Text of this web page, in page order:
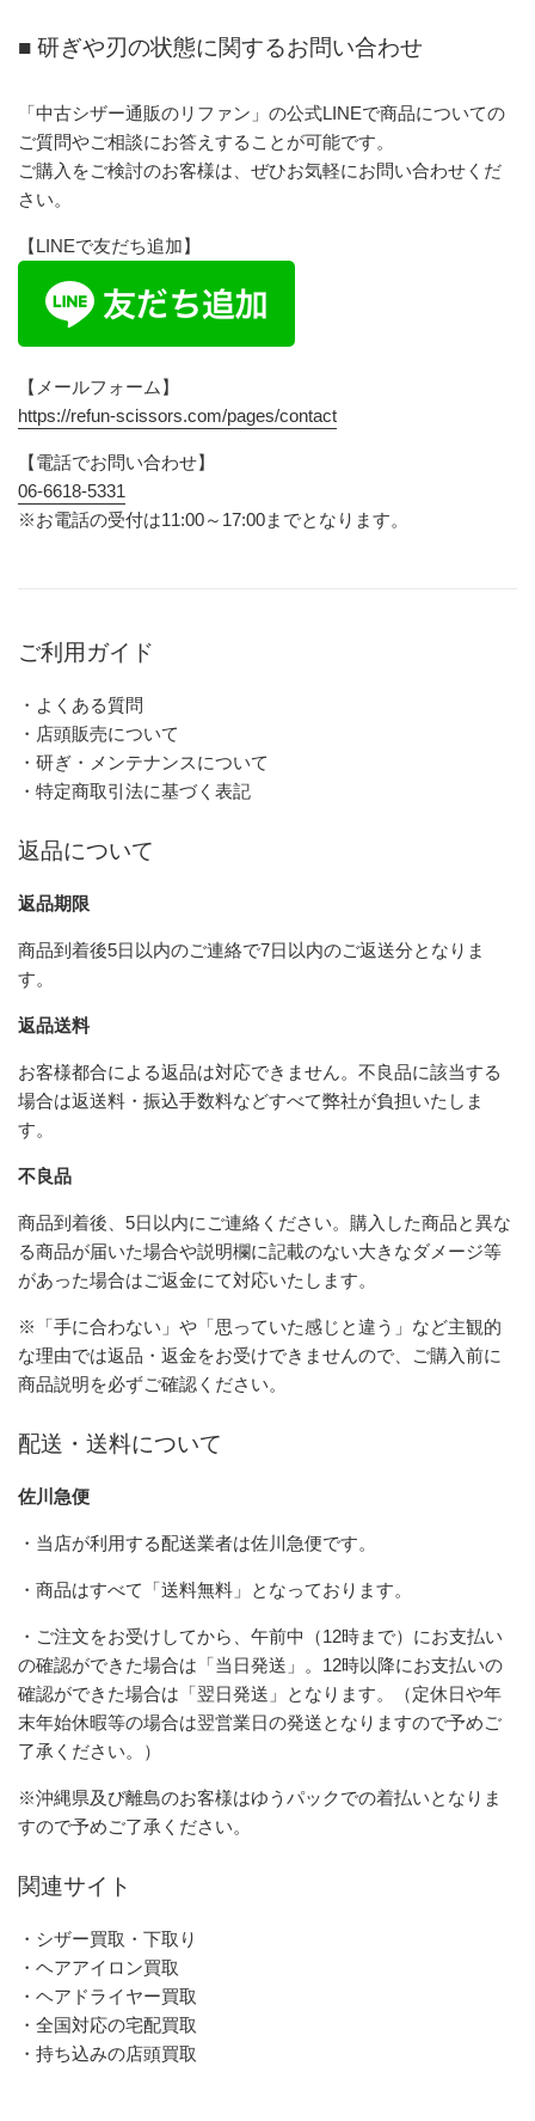
■ 研ぎや刃の状態に関するお問い合わせ
「中古シザー通販のリファン」の公式LINEで商品についての
ご質問やご相談にお答えすることが可能です。
ご購入をご検討のお客様は、ぜひお気軽にお問い合わせくだ
さい。
【LINEで友だち追加】
【メールフォーム】
https://refun-scissors.com/pages/contact
【電話でお問い合わせ】
06-6618-5331
※お電話の受付は11:00～17:00までとなります。
ご利用ガイド
・よくある質問
・店頭販売について
・研ぎ・メンテナンスについて
・特定商取引法に基づく表記
返品について
返品期限
商品到着後5日以内のご連絡で7日以内のご返送分となりま
す。
返品送料
お客様都合による返品は対応できません。不良品に該当する
場合は返送料・振込手数料などすべて弊社が負担いたしま
す。
不良品
商品到着後、5日以内にご連絡ください。購入した商品と異な
る商品が届いた場合や説明欄に記載のない大きなダメージ等
があった場合はご返金にて対応いたします。
※「手に合わない」や「思っていた感じと違う」など主観的
な理由では返品・返金をお受けできませんので、ご購入前に
商品説明を必ずご確認ください。
配送・送料について
佐川急便
・当店が利用する配送業者は佐川急便です。
・商品はすべて「送料無料」となっております。
・ご注文をお受けしてから、午前中（12時まで）にお支払い
の確認ができた場合は「当日発送」。12時以降にお支払いの
確認ができた場合は「翌日発送」となります。（定休日や年
末年始休暇等の場合は翌営業日の発送となりますので予めご
了承ください。）
※沖縄県及び離島のお客様はゆうパックでの着払いとなりま
すので予めご了承ください。
関連サイト
・シザー買取・下取り
・ヘアアイロン買取
・ヘアドライヤー買取
・全国対応の宅配買取
・持ち込みの店頭買取